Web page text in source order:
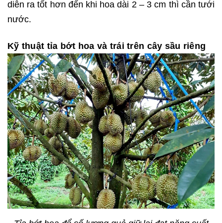
diễn ra tốt hơn đến khi hoa dài 2 – 3 cm thì cần tưới
nước.
Kỹ thuật tỉa bớt hoa và trái trên cây sầu riêng